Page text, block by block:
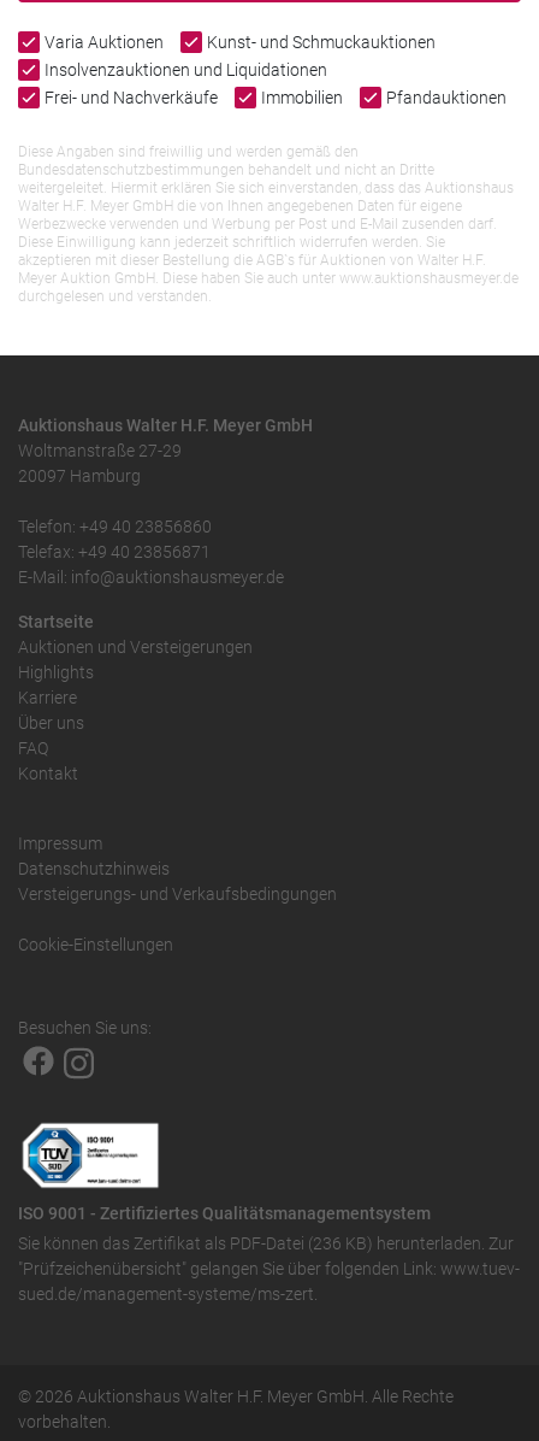
Varia Auktionen
Kunst- und Schmuckauktionen
Insolvenzauktionen und Liquidationen
Frei- und Nachverkäufe
Immobilien Pfandauktionen
Diese Angaben sind freiwillig und werden gemäß den
Bundesdatenschutzbestimmungen behandelt und nicht an Dritte
weitergeleitet. Hiermit erklären Sie sich einverstanden, dass das Auktionshaus
Walter H.F. Meyer GmbH die von Ihnen angegebenen Daten für eigene
Werbezwecke verwenden und Werbung per Post und E-Mail zusenden darf.
Diese Einwilligung kann jederzeit schriftlich widerrufen werden. Sie
akzeptieren mit dieser Bestellung die AGB`s für Auktionen von Walter H.F.
Meyer Auktion GmbH. Diese haben Sie auch unter www.auktionshausmeyer.de
durchgelesen und verstanden.
Auktionshaus Walter H.F. Meyer GmbH
Woltmanstraße 27-29
20097 Hamburg
Telefon: +49 40 23856860
Telefax: +49 40 23856871
E-Mail: info@auktionshausmeyer.de
Startseite
Auktionen und Versteigerungen
Highlights
Karriere
Über uns
FAQ
Kontakt
Impressum
Datenschutzhinweis
Versteigerungs- und Verkaufsbedingungen
Cookie-Einstellungen
Besuchen Sie uns:
ISO 9001 - Zertifiziertes Qualitätsmanagementsystem
Sie können das Zertifikat als PDF-Datei (236 KB) herunterladen. Zur
"Prüfzeichenübersicht" gelangen Sie über folgenden Link: www.tuev-
sued.de/management-systeme/ms-zert
© 2026 Auktionshaus Walter H.F. Meyer GmbH. Alle Rechte
vorbehalten.